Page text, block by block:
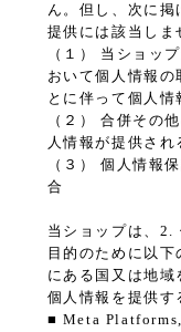
ん。但し、次に
提供には該当しま
（１） 当ショッ
おいて個人情報の
とに伴って個人
（２） 合併その
人情報が提供され
（３） 個人情報
合
当ショップは、2.
目的のために以
にある国又は地
個人情報を提供す
■ Meta Platforms,